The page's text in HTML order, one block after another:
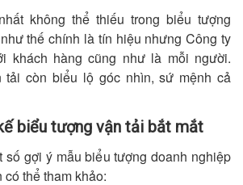
không thể thiếu trong biểu tượng
thế chính là tín hiệu nhưng Công ty
khách hàng cũng như là mỗi người.
còn biểu lộ góc nhìn, sứ mệnh cả
biểu tượng vận tải bắt mắt
số gợi ý mẫu biểu tượng doanh nghiệp
thể tham khảo: